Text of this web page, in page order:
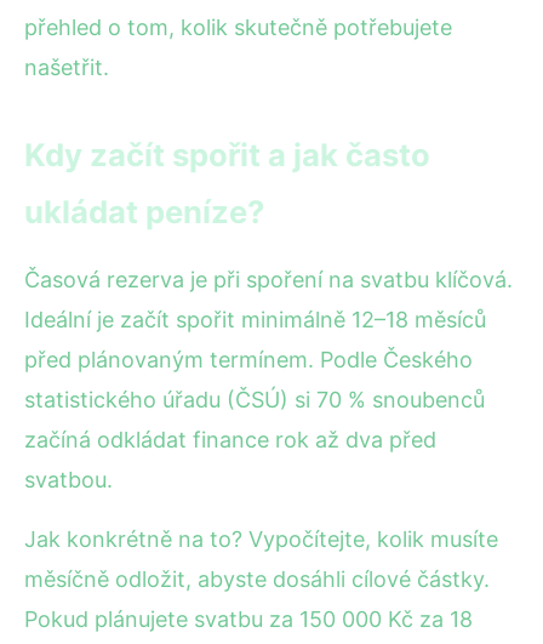
přehled o tom, kolik skutečně potřebujete
našetřit.
Kdy začít spořit a jak často
ukládat peníze?
Časová rezerva je při spoření na svatbu klíčová.
Ideální je začít spořit minimálně 12–18 měsíců
před plánovaným termínem. Podle Českého
statistického úřadu (ČSÚ) si 70 % snoubenců
začíná odkládat finance rok až dva před
svatbou.
Jak konkrétně na to? Vypočítejte, kolik musíte
měsíčně odložit, abyste dosáhli cílové částky.
Pokud plánujete svatbu za 150 000 Kč za 18